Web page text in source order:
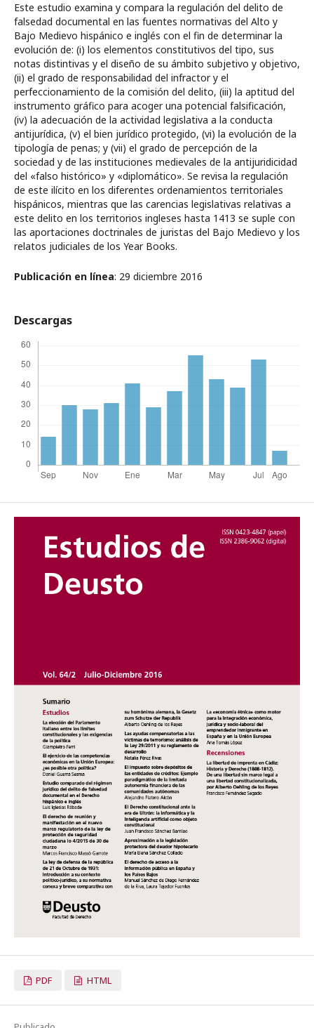
Este estudio examina y compara la regulación del delito de
falsedad documental en las fuentes normativas del Alto y
Bajo Medievo hispánico e inglés con el fin de determinar la
evolución de: (i) los elementos constitutivos del tipo, sus
notas distintivas y el diseño de su ámbito subjetivo y objetivo,
(ii) el grado de responsabilidad del infractor y el
perfeccionamiento de la comisión del delito, (iii) la aptitud del
instrumento gráfico para acoger una potencial falsificación,
(iv) la adecuación de la actividad legislativa a la conducta
antijurídica, (v) el bien jurídico protegido, (vi) la evolución de la
tipología de penas; y (vii) el grado de percepción de la
sociedad y de las instituciones medievales de la antijuridicidad
del «falso histórico» y «diplomático». Se revisa la regulación
de este ilícito en los diferentes ordenamientos territoriales
hispánicos, mientras que las carencias legislativas relativas a
este delito en los territorios ingleses hasta 1413 se suple con
las aportaciones doctrinales de juristas del Bajo Medievo y los
relatos judiciales de los Year Books.
Publicación en línea: 29 diciembre 2016
Descargas
PDF HTML